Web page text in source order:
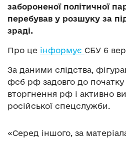
забороненої політичної
перебував у розшуку за
зраді.
Про це інформує СБУ 6
За даними слідства,
фсб рф задовго до
вторгнення рф і активно
російської спецслужби.
«Серед іншого, за